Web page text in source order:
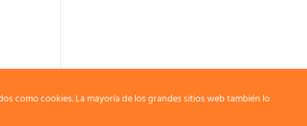
como cookies. La mayoría de los grandes sitios web también lo